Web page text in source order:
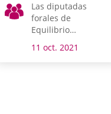
Las diputadas
forales de
Equilibrio
Cultura y Deporte
11 oct. 2021